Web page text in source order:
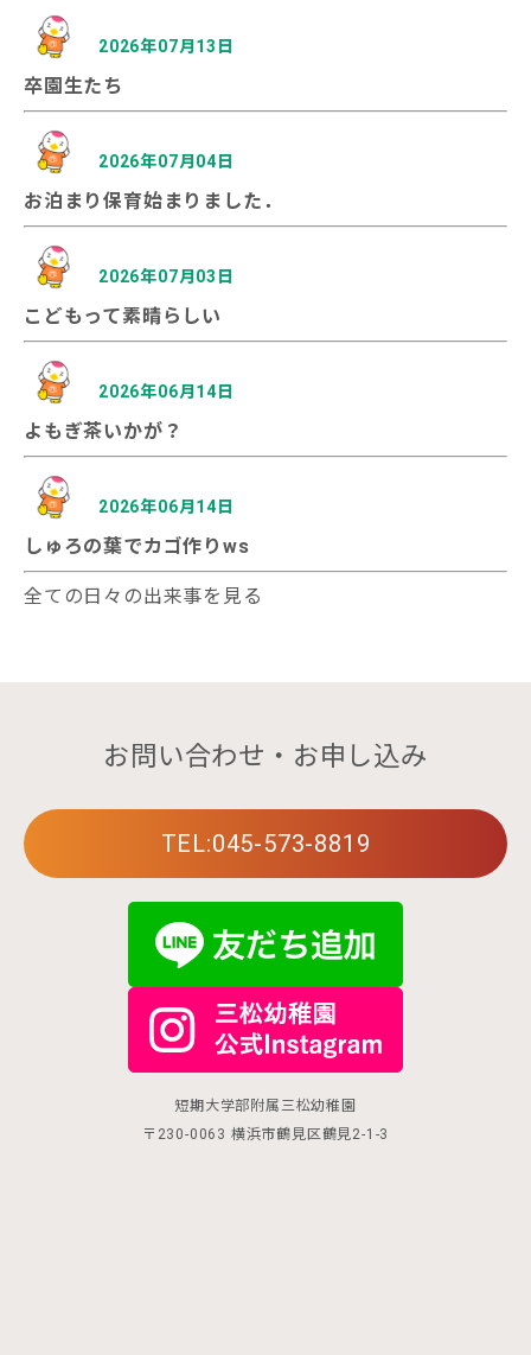
2026年07月13日
卒園生たち
2026年07月04日
お泊まり保育始まりました．
2026年07月03日
こどもって素晴らしい
2026年06月14日
よもぎ茶いかが？
2026年06月14日
しゅろの葉でカゴ作りws
全ての日々の出来事を見る
お問い合わせ・お申し込み
TEL:045-573-8819
短期大学部附属三松幼稚園
〒230-0063 横浜市鶴見区鶴見2-1-3